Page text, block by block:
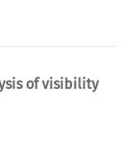
of visibility